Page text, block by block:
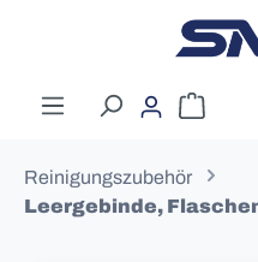
Zum Hauptinhalt springen
Reinigungszubehör
Leergebinde,